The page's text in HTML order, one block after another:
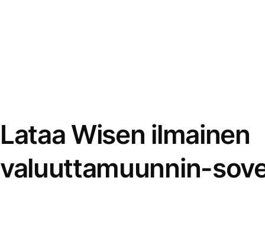
Lataa Wisen ilmainen
valuuttamuunnin-